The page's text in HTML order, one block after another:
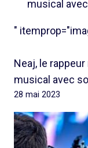
musical
"
Neaj, le
musical avec
28 mai 2023